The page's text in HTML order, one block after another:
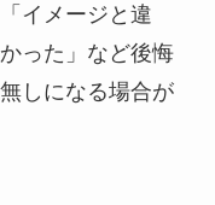
イメージと違
った」など後悔
しになる場合が